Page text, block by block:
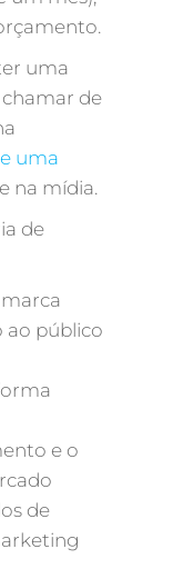
uma
chamar de
uma
na mídia.
de
ao público
e o
de